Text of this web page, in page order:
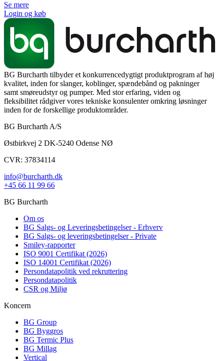
Se mere
Login og køb
BG Burcharth tilbyder et konkurrencedygtigt produktprogram af høj
kvalitet, inden for slanger, koblinger, spændebånd og pakninger
samt smøreudstyr og pumper. Med stor erfaring, viden og
fleksibilitet rådgiver vores tekniske konsulenter omkring løsninger
inden for de forskellige produktområder.
BG Burcharth A/S
Østbirkvej 2 DK-5240 Odense NØ
CVR: 37834114
info@burcharth.dk
+45 66 11 99 66
BG Burcharth
Om os
BG Salgs- og Leveringsbetingelser - Erhverv
BG Salgs- og leveringsbetingelser - Private
Smiley-rapporter
ISO 9001 Certifikat (2026)
ISO 14001 Certifikat (2026)
Persondatapolitik ved rekruttering
Persondatapolitik
CSR og Miljø
Koncern
BG Group
BG Byggros
BG Termic Plus
BG Millag
Vertical